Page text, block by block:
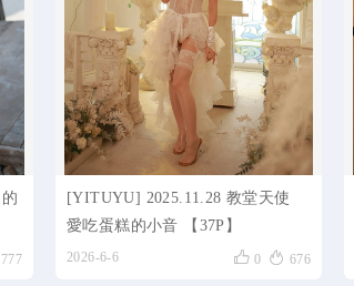
777
[YITUYU] 2025.11.28 教堂天使
愛吃蛋糕的小音 【37P】
2026-6-6  0  676